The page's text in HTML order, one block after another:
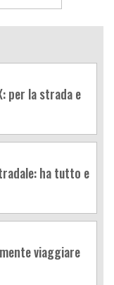
per la strada e
ha tutto e
viaggiare